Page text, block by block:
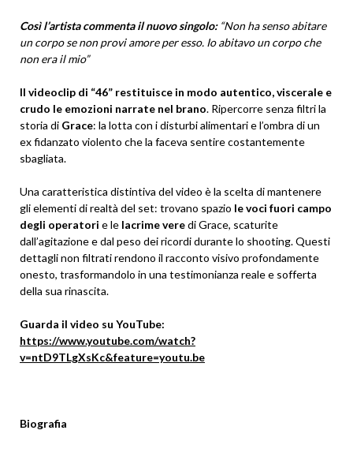
Così l’artista commenta il nuovo singolo:“Non ha senso abitare
un corpo se non provi amore per esso. Io abitavo un corpo che
non era il mio”
Il videoclip di “46” restituisce in modo autentico, viscerale e
crudo le emozioni narrate nel brano. Ripercorre senza filtri la
storia di Grace: la lotta con i disturbi alimentari e l’ombra di un
ex fidanzato violento che la faceva sentire costantemente
sbagliata.
Una caratteristica distintiva del video è la scelta di mantenere
gli elementi di realtà del set: trovano spazio le voci fuori campo
degli operatori e le lacrime veredi Grace, scaturite
dall’agitazione e dal peso dei ricordi durante lo shooting. Questi
dettagli non filtrati rendono il racconto visivo profondamente
onesto, trasformandolo in una testimonianza reale e sofferta
della sua rinascita.
Guarda il video su YouTube:
https://www.youtube.com/watch?
v=ntD9TLgXsKc&feature=youtu.be
Biografia